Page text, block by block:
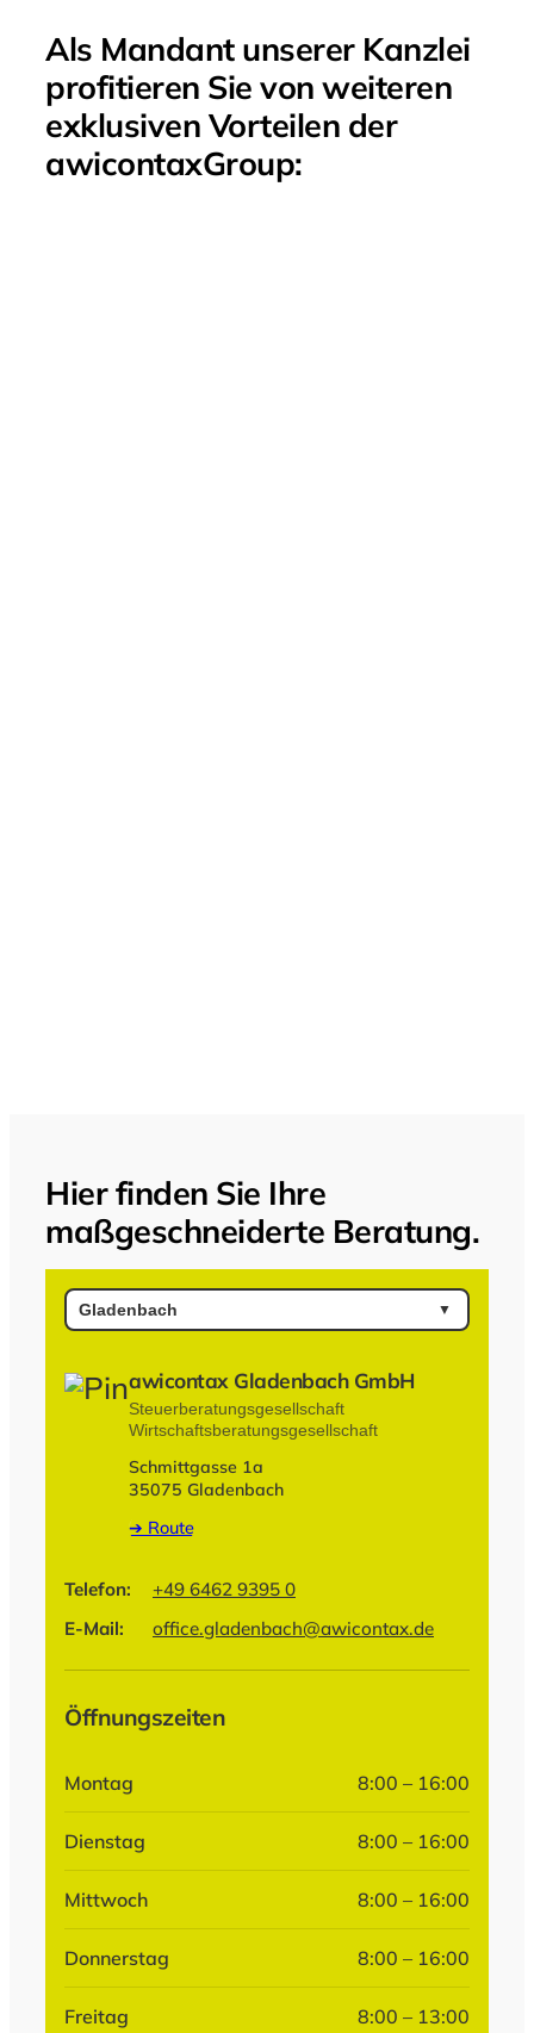
Als Mandant unserer Kanzlei
profitieren Sie von weiteren
exklusiven Vorteilen der
awicontaxGroup:
Hier finden Sie Ihre
maßgeschneiderte Beratung.
awicontax Gladenbach GmbH
Steuerberatungsgesellschaft
Wirtschaftsberatungsgesellschaft
Schmittgasse 1a
35075 Gladenbach
➔ Route
Telefon:
+49 6462 9395 0
E-Mail:
office.gladenbach@awicontax.de
Öffnungszeiten
Montag 8:00 – 16:00
Dienstag 8:00 – 16:00
Mittwoch 8:00 – 16:00
Donnerstag 8:00 – 16:00
Freitag 8:00 – 13:00